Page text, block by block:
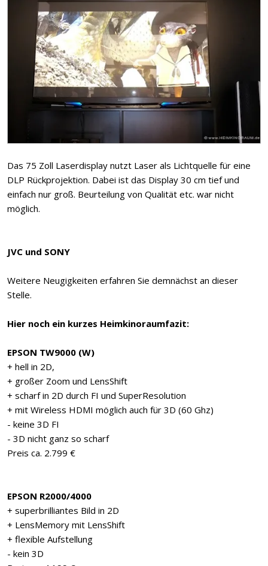
Das 75 Zoll Laserdisplay nutzt Laser als Lichtquelle für eine
DLP Rückprojektion. Dabei ist das Display 30 cm tief und
einfach nur groß. Beurteilung von Qualität etc. war nicht
möglich.
JVC und SONY
Weitere Neugigkeiten erfahren Sie demnächst an dieser
Stelle.
Hier noch ein kurzes Heimkinoraumfazit:
EPSON TW9000 (W)
+ hell in 2D,
+ großer Zoom und LensShift
+ scharf in 2D durch FI und SuperResolution
+ mit Wireless HDMI möglich auch für 3D (60 Ghz)
- keine 3D FI
- 3D nicht ganz so scharf
Preis ca. 2.799 €
EPSON R2000/4000
+ superbrilliantes Bild in 2D
+ LensMemory mit LensShift
+ flexible Aufstellung
- kein 3D